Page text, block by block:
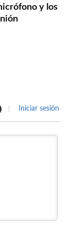
y los
Iniciar sesión